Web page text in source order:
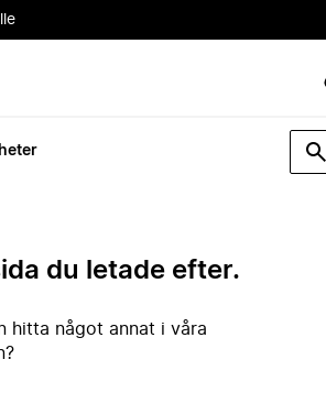
du letade efter.
hitta något annat i våra